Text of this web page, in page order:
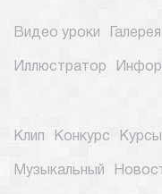
Видео уроки Галерея
Иллюстратор
Клип Конкурс Курсы
Музыкальный